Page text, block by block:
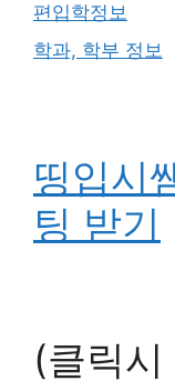
편입학정보
학과, 학부 정보
띵입시
팅 받기
(클릭시